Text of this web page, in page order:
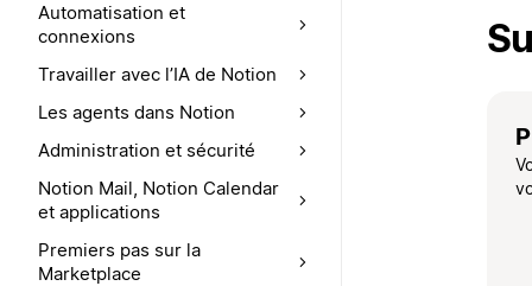
Automatisation et
connexions
Travailler avec l’IA de Notion
Les agents dans Notion
Administration et sécurité
Notion Mail, Notion Calendar
et applications
Premiers pas sur la
Marketplace